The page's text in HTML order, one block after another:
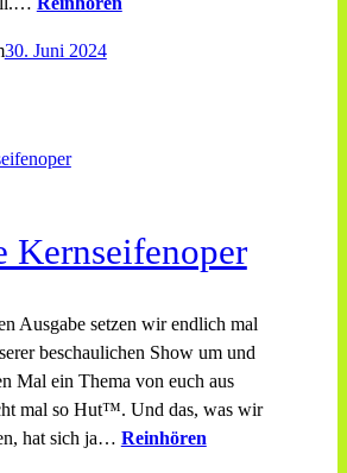
30. Juni 2024
Kernseifenoper
Ausgabe setzen wir endlich mal
beschaulichen Show um und
Mal ein Thema von euch aus
mal so Hut™. Und das, was wir
hat sich ja… Reinhören